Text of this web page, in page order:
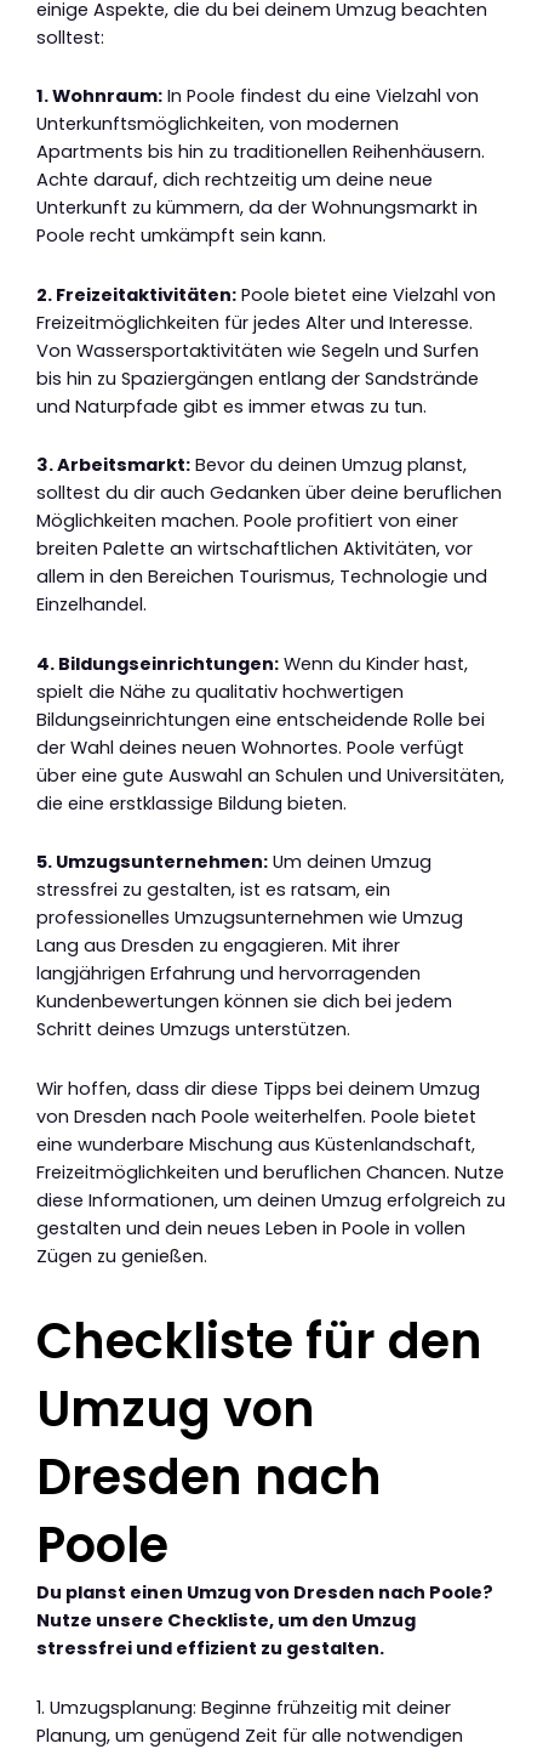
einige Aspekte, die du bei deinem Umzug beachten
solltest:
1. Wohnraum: In Poole findest du eine Vielzahl von
Unterkunftsmöglichkeiten, von modernen
Apartments bis hin zu traditionellen Reihenhäusern.
Achte darauf, dich rechtzeitig um deine neue
Unterkunft zu kümmern, da der Wohnungsmarkt in
Poole recht umkämpft sein kann.
2. Freizeitaktivitäten: Poole bietet eine Vielzahl von
Freizeitmöglichkeiten für jedes Alter und Interesse.
Von Wassersportaktivitäten wie Segeln und Surfen
bis hin zu Spaziergängen entlang der Sandstrände
und Naturpfade gibt es immer etwas zu tun.
3. Arbeitsmarkt: Bevor du deinen Umzug planst,
solltest du dir auch Gedanken über deine beruflichen
Möglichkeiten machen. Poole profitiert von einer
breiten Palette an wirtschaftlichen Aktivitäten, vor
allem in den Bereichen Tourismus, Technologie und
Einzelhandel.
4. Bildungseinrichtungen: Wenn du Kinder hast,
spielt die Nähe zu qualitativ hochwertigen
Bildungseinrichtungen eine entscheidende Rolle bei
der Wahl deines neuen Wohnortes. Poole verfügt
über eine gute Auswahl an Schulen und Universitäten,
die eine erstklassige Bildung bieten.
5. Umzugsunternehmen: Um deinen Umzug
stressfrei zu gestalten, ist es ratsam, ein
professionelles Umzugsunternehmen wie Umzug
Lang aus Dresden zu engagieren. Mit ihrer
langjährigen Erfahrung und hervorragenden
Kundenbewertungen können sie dich bei jedem
Schritt deines Umzugs unterstützen.
Wir hoffen, dass dir diese Tipps bei deinem Umzug
von Dresden nach Poole weiterhelfen. Poole bietet
eine wunderbare Mischung aus Küstenlandschaft,
Freizeitmöglichkeiten und beruflichen Chancen. Nutze
diese Informationen, um deinen Umzug erfolgreich zu
gestalten und dein neues Leben in Poole in vollen
Zügen zu genießen.
Checkliste für den
Umzug von
Dresden nach
Poole
Du planst einen Umzug von Dresden nach Poole?
Nutze unsere Checkliste, um den Umzug
stressfrei und effizient zu gestalten.
1. Umzugsplanung: Beginne frühzeitig mit deiner
Planung, um genügend Zeit für alle notwendigen